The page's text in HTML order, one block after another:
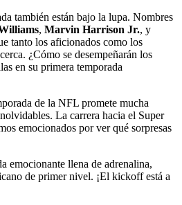
también están bajo la lupa. Nombres
, Marvin Harrison Jr., y
tanto los aficionados como los
¿Cómo se desempeñarán los
en su primera temporada
de la NFL promete mucha
La carrera hacia el Super
emocionados por ver qué sorpresas
emocionante llena de adrenalina,
de primer nivel. ¡El kickoff está a